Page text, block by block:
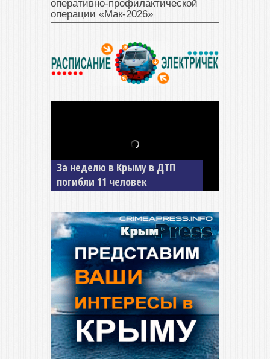
оперативно‑профилактической
операции «Мак‑2026»
В Джанкое водитель ВАЗа
сбил двух детей на «зебре»